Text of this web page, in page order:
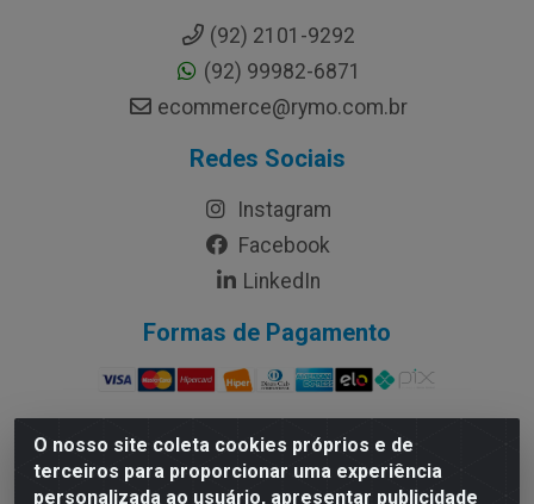
O nosso site coleta cookies próprios e de
terceiros para proporcionar uma experiência
personalizada ao usuário, apresentar publicidade
(92) 2101-9292
(92) 99982-6871
ecommerce@rymo.com.br
Redes Sociais
Instagram
Facebook
LinkedIn
Formas de Pagamento
Rymo Imagem e Produtos Gráficos da Amazonia LTDA -
Av. Ajuricaba, 379 - Cachoeirinha, Manaus/AM - CEP